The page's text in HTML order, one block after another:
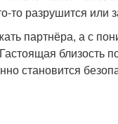
разрушится или
партнёра, а с
близость
становится